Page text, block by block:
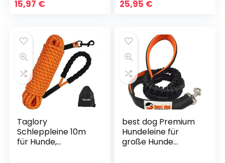
Gürtel mit
reflektierende
Nähte für bis zu 110
kg Hunde
15,97 €
Hochwertig
Mittlere/Große
Hunde
25,95 €
Taglory
Schleppleine 10m
für Hunde,
best dog Premium
Hundeleine für
große Hunde